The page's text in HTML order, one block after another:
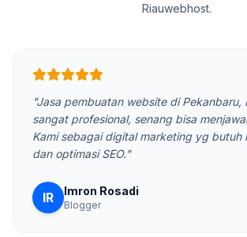
Riauwebhost.
"Jasa pembuatan website di Pekanbaru,
sangat profesional, senang bisa
Kami sebagai digital marketing yg butuh
dan optimasi SEO."
IR Imron Rosadi
Blogger